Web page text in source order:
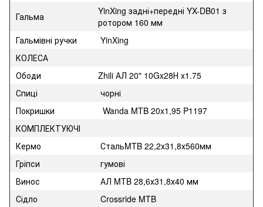
Гальма
YinXing задні+передні YX-DB01 з
ротором 160 мм
Гальмівні ручки
YinXing
КОЛЕСА
Ободи
Zhili АЛ 20" 10Gx28Н x1.75
Спиці
чорні
Покришки
Wanda MTB 20x1,95 P1197
КОМПЛЕКТУЮЧІ
Кермо
СтальMTB 22,2х31,8х560мм
Гріпси
гумові
Винос
АЛ MTB 28,6х31,8х40 мм
Сідло
Crossride MTB